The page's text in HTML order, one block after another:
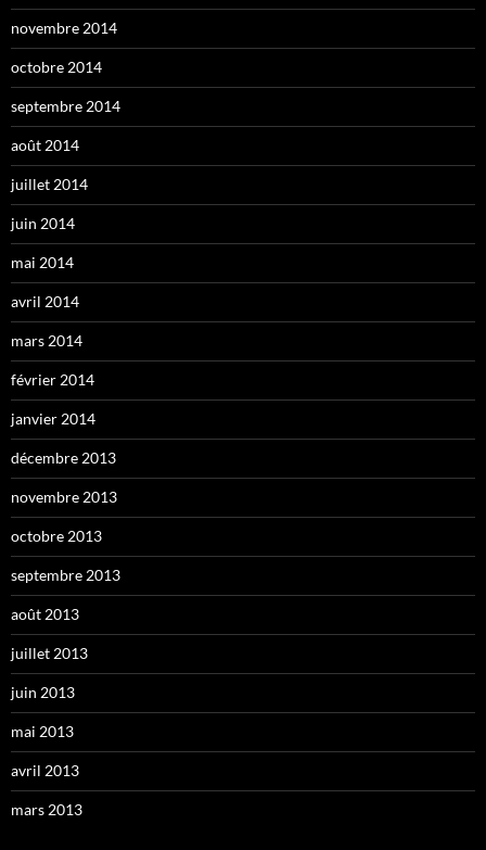
novembre 2014
octobre 2014
septembre 2014
août 2014
juillet 2014
juin 2014
mai 2014
avril 2014
mars 2014
février 2014
janvier 2014
décembre 2013
novembre 2013
octobre 2013
septembre 2013
août 2013
juillet 2013
juin 2013
mai 2013
avril 2013
mars 2013